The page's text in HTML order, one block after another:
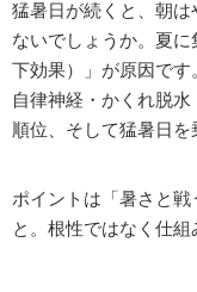
猛暑日が続くと、朝
ないでしょうか。夏
下効果）」が原因で
自律神経・かくれ脱
順位、そして猛暑日
ポイントは「暑さと
と。根性ではなく仕組